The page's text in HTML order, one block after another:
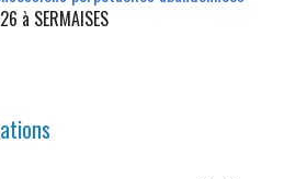
à SERMAISES